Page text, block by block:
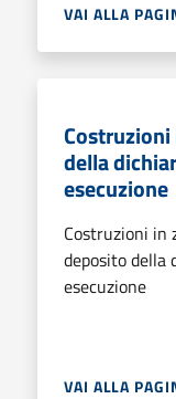
VAI ALLA
della
esecuzione
Costruzioni in
deposito della
esecuzione
VAI ALLA